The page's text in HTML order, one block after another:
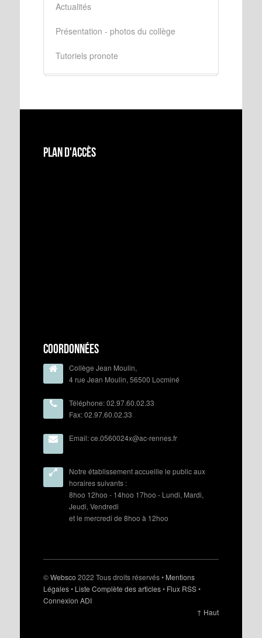
Actualités
Présentation - photos du collège
Tutoriels pronote
Plan d'accès
Coordonnées
Collège Jean Moulin,
4 rue Jean Moulin, 56500 Locminé
Téléphone: 02.97.60.02.33
Fax: 02.97.60.02.33
Email: ce.0560024x@ac-rennes.fr
Notre établissement accueille le public aux
horaires suivants :
8hoo 12hoo - 14hoo 17hoo - Lundi, Mardi,
Jeudi, Vendredi
et le mercredi de 8hoo à 12hoo
©Websco 2022 Tous droits réservés • Mentions
Légales• Liste Complète des articles• Flux RSS•
Connexion ADI
↑ Haut